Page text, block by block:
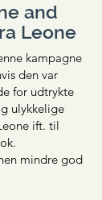
and
Leone
kampagne
den var
for udtrykte
ulykkelige
ift. til
mindre god